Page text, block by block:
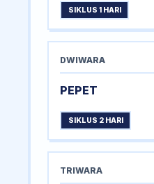
SIKLUS 1 HARI
DWIWARA
PEPET
SIKLUS 2 HARI
TRIWARA